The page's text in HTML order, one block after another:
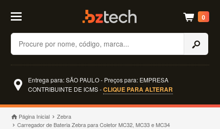
Buscar
0
Entrega para: SÃO PAULO - Preços para: EMPRESA
CONTRIBUINTE DE ICMS -CLIQUE PARA ALTERAR
Página Inicial
Zebra
Carregador de Bateria Zebra para Coletor MC32, MC33 e MC34